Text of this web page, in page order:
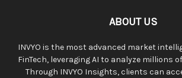
ABOUT US
INVYO is the most advanced market
FinTech, leveraging AI to analyze millions
Through INVYO Insights, clients can